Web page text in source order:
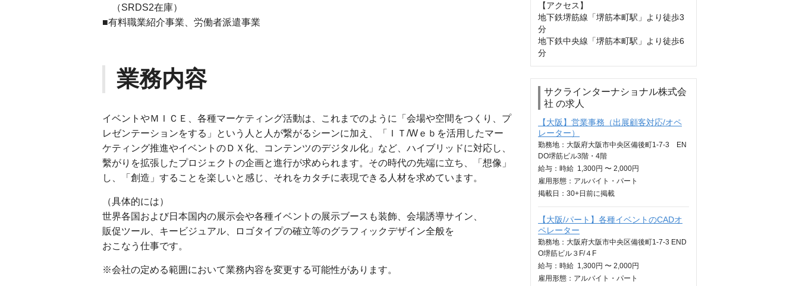
（SRDS2在庫）
■有料職業紹介事業、労働者派遣事業
業務内容
イベントやＭＩＣＥ、各種マーケティング活動は、これまでのように「会場や空間をつくり、プ
レゼンテーションをする」という人と人が繋がるシーンに加え、「ＩＴ/Wｅｂを活用したマー
ケティング推進やイベントのＤＸ化、コンテンツのデジタル化」など、ハイブリッドに対応し、
繫がりを拡張したプロジェクトの企画と進行が求められます。その時代の先端に立ち、「想像」
し、「創造」することを楽しいと感じ、それをカタチに表現できる人材を求めています。
（具体的には）
世界各国および日本国内の展示会や各種イベントの展示ブースも装飾、会場誘導サイン、
販促ツール、キービジュアル、ロゴタイプの確立等のグラフィックデザイン全般を
おこなう仕事です。
※会社の定める範囲において業務内容を変更する可能性があります。
【アクセス】
地下鉄堺筋線「堺筋本町駅」より徒歩3
分
地下鉄中央線「堺筋本町駅」より徒歩6
分
サクラインターナショナル株式会
社 の求人
【大阪】営業事務（出展顧客対応/オペ
レーター）
勤務地：大阪府大阪市中央区備後町1-7-3 EN
DO堺筋ビル3階・4階
給与： 時給 1,300円 〜 2,000円
雇用形態：アルバイト・パート
掲載日： 30+日 前に掲載
【大阪/パート】各種イベントのCADオ
ペレーター
勤務地：大阪府大阪市中央区備後町1-7-3 END
O堺筋ビル３F/４F
給与： 時給 1,300円 〜 2,000円
雇用形態：アルバイト・パート